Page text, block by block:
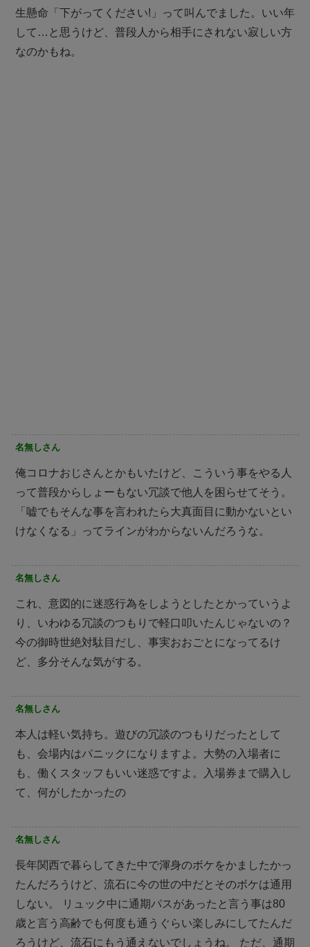
生懸命「下がってください!」って叫んでました。いい年
して…と思うけど、普段人から相手にされない寂しい方
なのかもね。
名無しさん
俺コロナおじさんとかもいたけど、こういう事をやる人
って普段からしょーもない冗談で他人を困らせてそう。
「嘘でもそんな事を言われたら大真面目に動かないとい
けなくなる」ってラインがわからないんだろうな。
名無しさん
これ、意図的に迷惑行為をしようとしたとかっていうよ
り、いわゆる冗談のつもりで軽口叩いたんじゃないの？
今の御時世絶対駄目だし、事実おおごとになってるけ
ど、多分そんな気がする。
名無しさん
本人は軽い気持ち。遊びの冗談のつもりだったとして
も、会場内はパニックになりますよ。大勢の入場者に
も、働くスタッフもいい迷惑ですよ。入場券まで購入し
て、何がしたかったの
名無しさん
長年関西で暮らしてきた中で渾身のボケをかましたかっ
たんだろうけど、流石に今の世の中だとそのボケは通用
しない。 リュック中に通期パスがあったと言う事は80
歳と言う高齢でも何度も通うぐらい楽しみにしてたんだ
ろうけど、流石にもう通えないでしょうね。 ただ、通期